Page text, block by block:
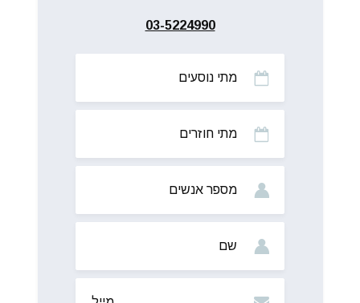
03-5224990
אנשים